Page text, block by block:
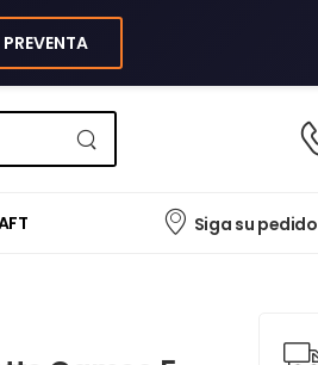
PREVENTA
Siga su pedido